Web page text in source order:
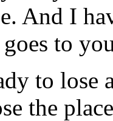
And I
to
to lose
the